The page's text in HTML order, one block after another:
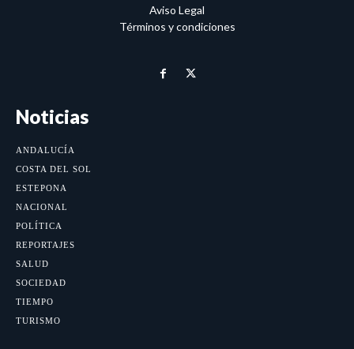
Aviso Legal
Términos y condiciones
Noticias
ANDALUCÍA
COSTA DEL SOL
ESTEPONA
NACIONAL
POLÍTICA
REPORTAJES
SALUD
SOCIEDAD
TIEMPO
TURISMO